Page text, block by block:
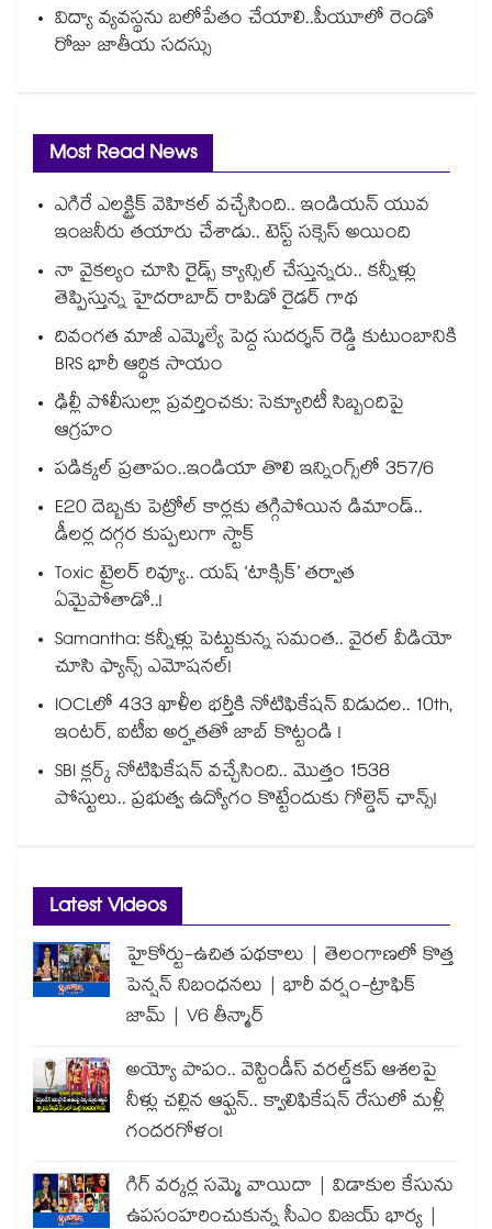
విద్యా వ్యవస్థను బలోపేతం చేయాలి..పీయూలో రెండో
రోజు జాతీయ సదస్సు
Most Read News
ఎగిరే ఎలక్ట్రిక్ వెహికల్ వచ్చేసింది.. ఇండియన్ యువ
ఇంజనీరు తయారు చేశాడు.. టెస్ట్ సక్సెస్ అయింది
నా వైకల్యం చూసి రైడ్స్ క్యాన్సిల్ చేస్తున్నరు.. కన్నీళ్లు
తెప్పిస్తున్న హైదరాబాద్ రాపిడో రైడర్ గాథ
దివంగత మాజీ ఎమ్మెల్యే పెద్ద సుదర్శన్ రెడ్డి కుటుంబానికి
BRS భారీ ఆర్థిక సాయం
ఢిల్లీ పోలీసుల్లా ప్రవర్తించకు: సెక్యూరిటీ సిబ్బందిపై
ఆగ్రహం
పడిక్కల్‌‌ ప్రతాపం..ఇండియా తొలి ఇన్నింగ్స్‌‌లో 357/6
E20 దెబ్బకు పెట్రోల్ కార్లకు తగ్గిపోయిన డిమాండ్..
డీలర్ల దగ్గర కుప్పలుగా స్టాక్
Toxic ట్రైలర్ రివ్యూ.. యష్ ‘టాక్సిక్’ తర్వాత
ఏమైపోతాడో..!
Samantha: కన్నీళ్లు పెట్టుకున్న సమంత.. వైరల్ వీడియో
చూసి ఫ్యాన్స్ ఎమోషనల్!
IOCLలో 433 ఖాళీల భర్తీకి నోటిఫికేషన్ విడుదల.. 10th,
ఇంటర్, ఐటీఐ అర్హతతో జాబ్ కొట్టండి !
SBI క్లర్క్ నోటిఫికేషన్ వచ్చేసింది.. మొత్తం 1538
పోస్టులు.. ప్రభుత్వ ఉద్యోగం కొట్టేందుకు గోల్డెన్ ఛాన్స్!
Latest Videos
హైకోర్టు-ఉచిత పథకాలు | తెలంగాణలో కొత్త
పెన్షన్ నిబంధనలు | భారీ వర్షం-ట్రాఫిక్
జామ్ | V6 తీన్మార్
అయ్యో పాపం.. వెస్టిండీస్ వరల్డ్‌కప్ ఆశలపై
నీళ్లు చల్లిన ఆఫ్ఘన్.. క్వాలిఫికేషన్ రేసులో మళ్లీ
గందరగోళం!
గిగ్ వర్కర్ల సమ్మె వాయిదా | విడాకుల కేసును
ఉపసంహరించుకున్న సీఎం విజయ్ భార్య |